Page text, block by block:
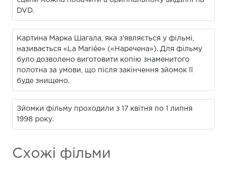
DVD.
Картина Марка Шагала, яка з'являється у фільмі,
називається «La Mariée» («Наречена»). Для фільму
було дозволено виготовити копію знаменитого
полотна за умови, що після закінчення зйомок її
буде знищено.
Зйомки фільму проходили з 17 квітня по 1 липня
1998 року.
Схожі фільми